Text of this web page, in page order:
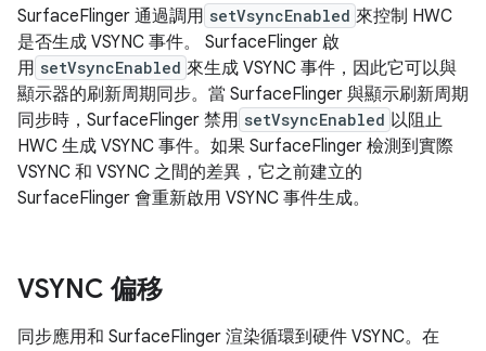
SurfaceFlinger 通過調用 setVsyncEnabled 來控制 HWC
是否生成 VSYNC 事件。 SurfaceFlinger 啟
用 setVsyncEnabled 來生成 VSYNC 事件，因此它可以與
顯示器的刷新周期同步。當 SurfaceFlinger 與顯示刷新周期
同步時，SurfaceFlinger 禁用 setVsyncEnabled 以阻止
HWC 生成 VSYNC 事件。如果 SurfaceFlinger 檢測到實際
VSYNC 和 VSYNC 之間的差異，它之前建立的
SurfaceFlinger 會重新啟用 VSYNC 事件生成。
VSYNC 偏移
同步應用和 SurfaceFlinger 渲染循環到硬件 VSYNC。在